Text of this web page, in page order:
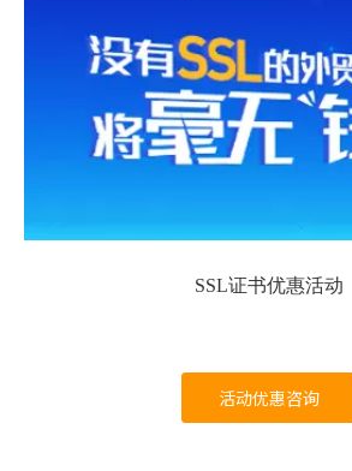
SSL证书优惠活动
活动优惠咨询